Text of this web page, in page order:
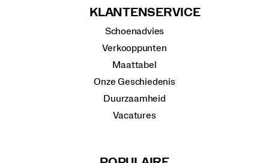
KLANTENSERVICE
Schoenadvies
Verkooppunten
Maattabel
Onze Geschiedenis
Duurzaamheid
Vacatures